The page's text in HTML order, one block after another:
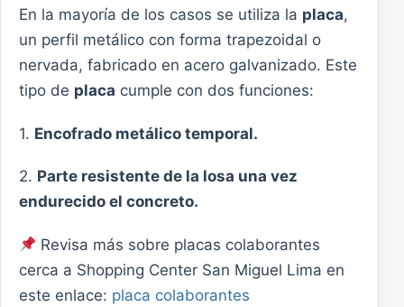
En la mayoría de los casos se utiliza la placa,
un perfil metálico con forma trapezoidal o
nervada, fabricado en acero galvanizado. Este
tipo de placa cumple con dos funciones:
1. Encofrado metálico temporal.
2. Parte resistente de la losa una vez
endurecido el concreto.
Revisa más sobre placas colaborantes
cerca a Shopping Center San Miguel Lima en
este enlace: placa colaborantes